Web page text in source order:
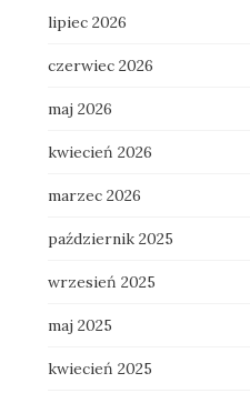
lipiec 2026
czerwiec 2026
maj 2026
kwiecień 2026
marzec 2026
październik 2025
wrzesień 2025
maj 2025
kwiecień 2025